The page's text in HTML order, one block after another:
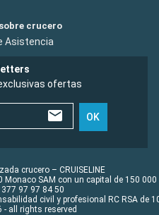
crucero
Asistencia
ofertas
OK
crucero – CRUISELINE
SAM con un capital de 150 000
97 97 84 50
civil y profesional RC RSA de
- all rights reserved